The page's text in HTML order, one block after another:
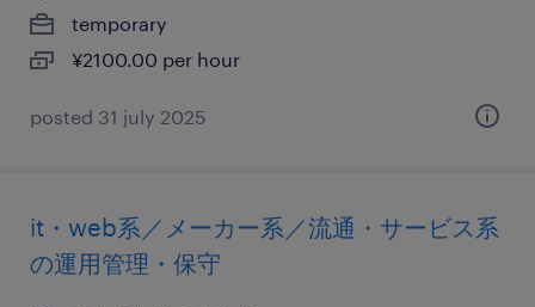
temporary
¥2100.00 per hour
posted 31 july 2025
it・web系／メーカー系／流通・サービス系
の運用管理・保守